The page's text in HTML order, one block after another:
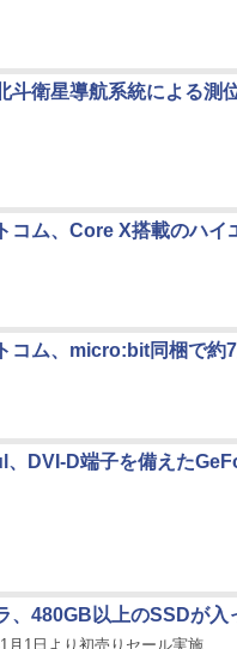
斗衛星導航系統による測
コム、Core X搭載のハイ
コム、micro:bit同梱で約
DVI-D端子を備えた
、480GB以上のSSDが
月1日より初売りセール実施